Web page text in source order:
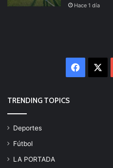
Hace 1 día
TRENDING TOPICS
Deportes
Fútbol
LA PORTADA